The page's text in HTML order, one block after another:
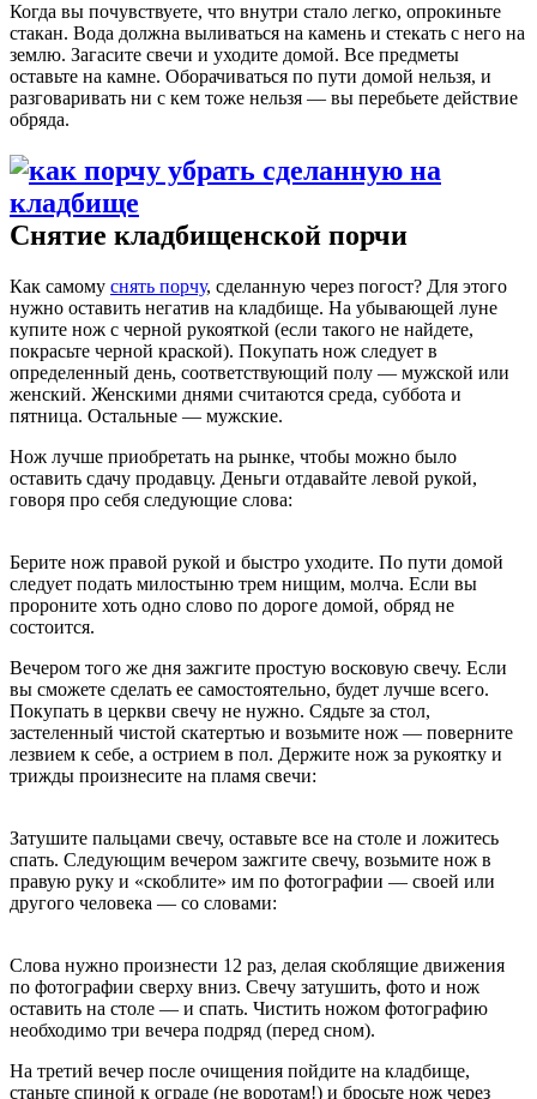
Когда вы почувствуете, что внутри стало легко, опрокиньте
стакан. Вода должна выливаться на камень и стекать с него на
землю. Загасите свечи и уходите домой. Все предметы
оставьте на камне. Оборачиваться по пути домой нельзя, и
разговаривать ни с кем тоже нельзя — вы перебьете действие
обряда.
Снятие кладбищенской порчи
Как самому снять порчу, сделанную через погост? Для этого
нужно оставить негатив на кладбище. На убывающей луне
купите нож с черной рукояткой (если такого не найдете,
покрасьте черной краской). Покупать нож следует в
определенный день, соответствующий полу — мужской или
женский. Женскими днями считаются среда, суббота и
пятница. Остальные — мужские.
Нож лучше приобретать на рынке, чтобы можно было
оставить сдачу продавцу. Деньги отдавайте левой рукой,
говоря про себя следующие слова:
Берите нож правой рукой и быстро уходите. По пути домой
следует подать милостыню трем нищим, молча. Если вы
пророните хоть одно слово по дороге домой, обряд не
состоится.
Вечером того же дня зажгите простую восковую свечу. Если
вы сможете сделать ее самостоятельно, будет лучше всего.
Покупать в церкви свечу не нужно. Сядьте за стол,
застеленный чистой скатертью и возьмите нож — поверните
лезвием к себе, а острием в пол. Держите нож за рукоятку и
трижды произнесите на пламя свечи:
Затушите пальцами свечу, оставьте все на столе и ложитесь
спать. Следующим вечером зажгите свечу, возьмите нож в
правую руку и «скоблите» им по фотографии — своей или
другого человека — со словами:
Слова нужно произнести 12 раз, делая скоблящие движения
по фотографии сверху вниз. Свечу затушить, фото и нож
оставить на столе — и спать. Чистить ножом фотографию
необходимо три вечера подряд (перед сном).
На третий вечер после очищения пойдите на кладбище,
станьте спиной к ограде (не воротам!) и бросьте нож через